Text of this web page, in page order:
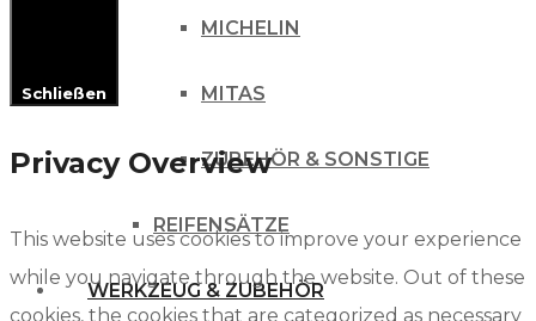
MICHELIN
MITAS
ZUBEHÖR & SONSTIGE
REIFENSÄTZE
WERKZEUG & ZUBEHÖR
Schließen
Privacy Overview
This website uses cookies to improve your experience
while you navigate through the website. Out of these
cookies, the cookies that are categorized as necessary